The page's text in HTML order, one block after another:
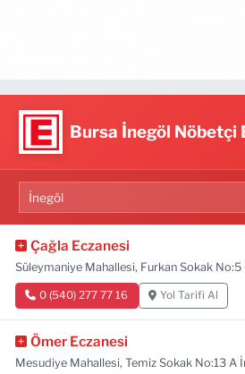
Bursa İnegöl Nöbetçi
Çağla Eczanesi
Süleymaniye Mahallesi, Furkan Sokak No:5
0 (540) 277 77 16 Yol Tarifi Al
Ömer Eczanesi
Mesudiye Mahallesi, Temiz Sokak No:13 A